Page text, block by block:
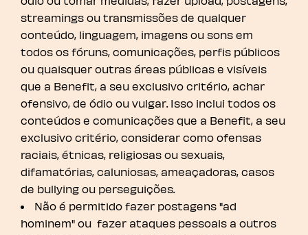
streamings ou transmissões de qualquer
conteúdo, linguagem, imagens ou sons em
todos os fóruns, comunicações, perfis públicos
ou quaisquer outras áreas públicas e visíveis
que a Benefit, a seu exclusivo critério, achar
ofensivo, de ódio ou vulgar. Isso inclui todos os
conteúdos e comunicações que a Benefit, a seu
exclusivo critério, considerar como ofensas
raciais, étnicas, religiosas ou sexuais,
difamatórias, caluniosas, ameaçadoras, casos
de bullying ou perseguições.
Não é permitido fazer postagens "ad
hominem" ou fazer ataques pessoais a outros